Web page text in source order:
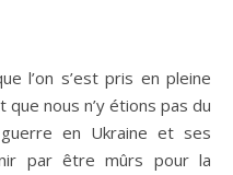
l’on s’est pris en pleine
que nous n’y étions pas du
en Ukraine et ses
par être mûrs pour la